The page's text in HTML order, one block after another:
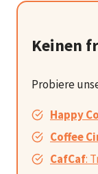
Keinen
Probiere
Happy
Coffee
CafCaf: